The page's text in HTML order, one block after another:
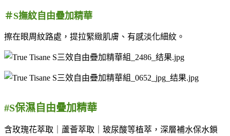
＃S撫紋自由疊加精華
擦在眼周紋路處，提拉緊緻肌膚、有感淡化細紋。
#S保濕自由疊加精華
含玫瑰花萃取｜蘆薈萃取｜玻尿酸等植萃，深層補水保水鎖